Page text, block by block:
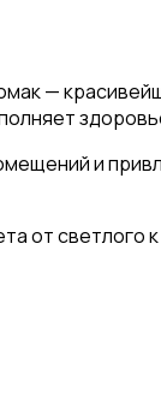
—
и
от светлого